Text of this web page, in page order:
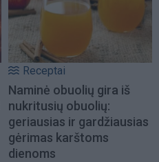
Receptai
Naminė obuolių gira iš
nukritusių obuolių:
geriausias ir gardžiausias
gėrimas karštoms
dienoms